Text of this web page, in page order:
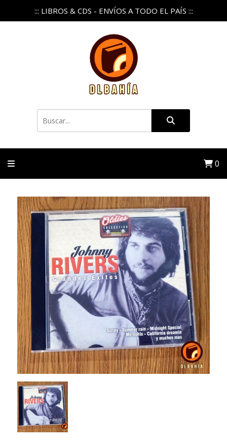
::: LIBROS & CDS - ENVÍOS A TODO EL PAÍS :::
0